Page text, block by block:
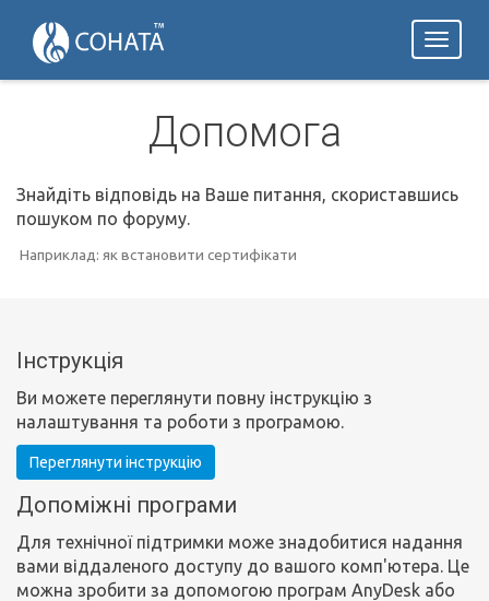
Toggle
Допомога
Знайдіть відповідь на Ваше питання, скориставшись
пошуком по форуму.
Наприклад: як встановити сертифікати
Інструкція
Ви можете переглянути повну інструкцію з
налаштування та роботи з програмою.
Переглянути інструкцію
Допоміжні програми
Для технічної підтримки може знадобитися надання
вами віддаленого доступу до вашого комп'ютера. Це
можна зробити за допомогою програм AnyDesk або